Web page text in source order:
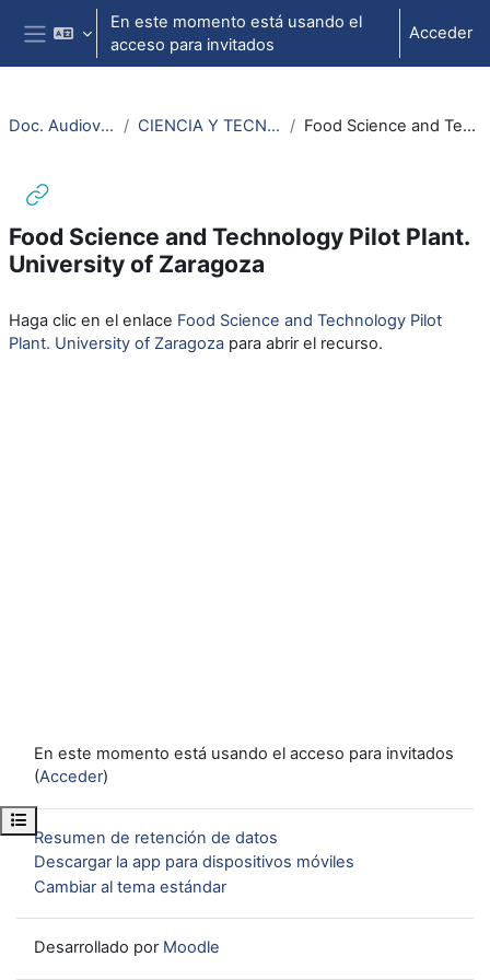
Salta al contenido principal
Panel lateral
En este momento está usando el
acceso para invitados
Acceder
Abrir índice del curso
Doc. Audiovisuales Veterinaria CCSS CIENCIA Y TECNOLOGÍA DE LOS ALIMENTOS (CTA) Food Science and Technology Pilot Plant. University of Zaragoza
Food Science and Technology Pilot Plant.
University of Zaragoza
Haga clic en el enlace Food Science and Technology Pilot
Plant. University of Zaragoza para abrir el recurso.
En este momento está usando el acceso para invitados
(Acceder)
Resumen de retención de datos
Descargar la app para dispositivos móviles
Cambiar al tema estándar
Desarrollado por Moodle